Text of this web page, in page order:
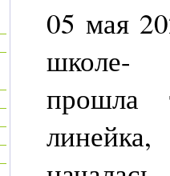
05 мая
школе-
прошла